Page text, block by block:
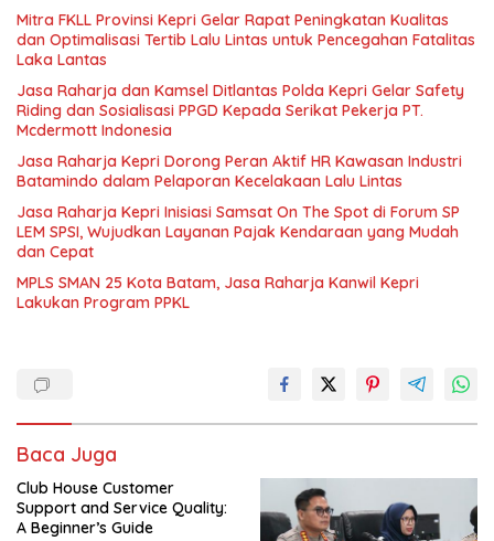
Mitra FKLL Provinsi Kepri Gelar Rapat Peningkatan Kualitas
dan Optimalisasi Tertib Lalu Lintas untuk Pencegahan Fatalitas
Laka Lantas
Jasa Raharja dan Kamsel Ditlantas Polda Kepri Gelar Safety
Riding dan Sosialisasi PPGD Kepada Serikat Pekerja PT.
Mcdermott Indonesia
Jasa Raharja Kepri Dorong Peran Aktif HR Kawasan Industri
Batamindo dalam Pelaporan Kecelakaan Lalu Lintas
Jasa Raharja Kepri Inisiasi Samsat On The Spot di Forum SP
LEM SPSI, Wujudkan Layanan Pajak Kendaraan yang Mudah
dan Cepat
MPLS SMAN 25 Kota Batam, Jasa Raharja Kanwil Kepri
Lakukan Program PPKL
Baca Juga
Club House Customer
Support and Service Quality:
A Beginner’s Guide